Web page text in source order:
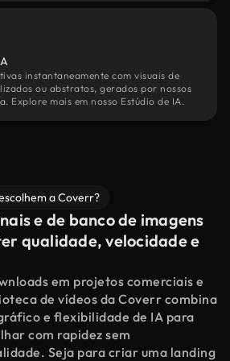
instantaneamente com visuais de
ou abstratos, gerados por nossos
Explore mais em nosso Estúdio de IA.
a Coverr?
e de banco de imagens
qualidade, velocidade e
em projetos comerciais e
de vídeos da Coverr combina
e flexibilidade de IA para
com rapidez sem
Seja para criar uma landing